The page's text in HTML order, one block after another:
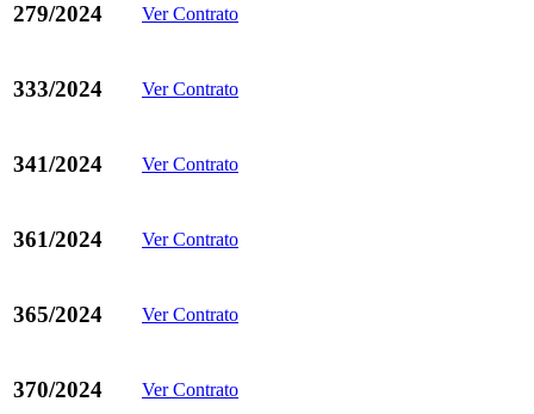
279/2024 Ver Contrato
333/2024 Ver Contrato
341/2024 Ver Contrato
361/2024 Ver Contrato
365/2024 Ver Contrato
370/2024 Ver Contrato